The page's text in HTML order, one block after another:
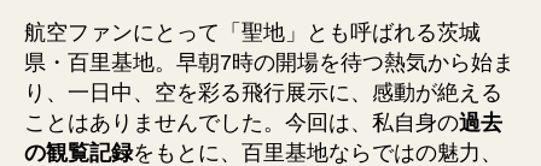
航空ファンにとって「聖地」とも呼ばれる茨城
県・百里基地。早朝7時の開場を待つ熱気から始ま
り、一日中、空を彩る飛行展示に、感動が絶える
ことはありませんでした。今回は、私自身の過去
の観覧記録をもとに、百里基地ならではの魅力、